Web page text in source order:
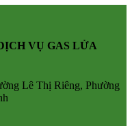
VỤ GAS LỬA
Lê Thị Riêng, Phường